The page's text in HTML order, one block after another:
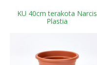
KU 40cm terakota Narcis
Plastia